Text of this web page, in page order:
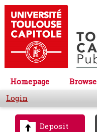
Homepage Browse
Login
Deposit